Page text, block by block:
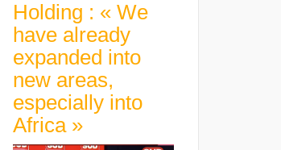
Holding : « We
have already
expanded into
new areas,
especially into
Africa »